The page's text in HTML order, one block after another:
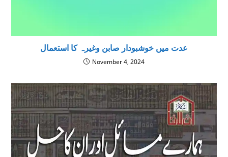
عدت میں خوشبودار صابن وغیرہ کا استعمال
November 4, 2024